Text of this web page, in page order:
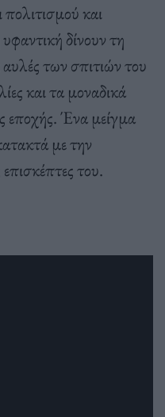
και
δίνουν τη
των σπιτιών του
και τα μοναδικά
εποχής. Ένα μείγμα
με την
του.